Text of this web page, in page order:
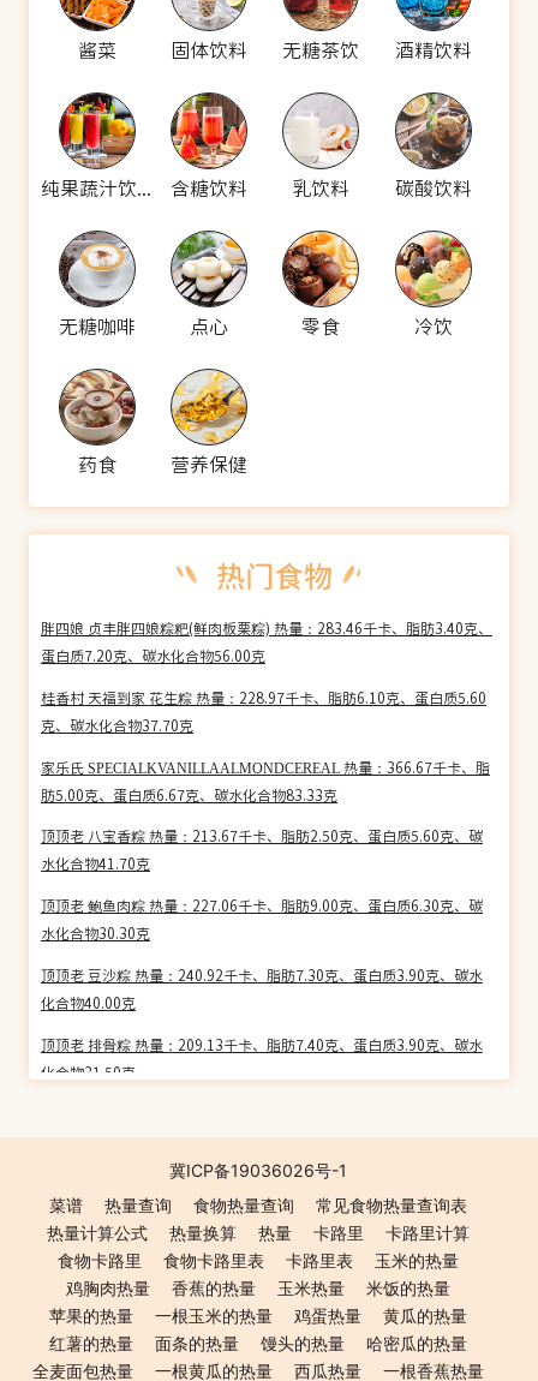
酱菜 固体饮料 无糖茶饮 酒精饮料
纯果蔬汁饮料 含糖饮料 乳饮料 碳酸饮料
无糖咖啡 点心 零食 冷饮
药食 营养保健
胖四娘 贞丰胖四娘粽粑(鲜肉板栗粽) 热量：283.46千卡、脂肪3.40克、
蛋白质7.20克、碳水化合物56.00克
桂香村 天福到家 花生粽 热量：228.97千卡、脂肪6.10克、蛋白质5.60
克、碳水化合物37.70克
家乐氏 SPECIALKVANILLAALMONDCEREAL 热量：366.67千卡、脂
肪5.00克、蛋白质6.67克、碳水化合物83.33克
顶顶老 八宝香粽 热量：213.67千卡、脂肪2.50克、蛋白质5.60克、碳
水化合物41.70克
顶顶老 鲍鱼肉粽 热量：227.06千卡、脂肪9.00克、蛋白质6.30克、碳
水化合物30.30克
顶顶老 豆沙粽 热量：240.92千卡、脂肪7.30克、蛋白质3.90克、碳水
化合物40.00克
顶顶老 排骨粽 热量：209.13千卡、脂肪7.40克、蛋白质3.90克、碳水
化合物31.50克
碳水化合物22.40克
皇中皇 五香咸肉粽 热量：174.71千卡、脂肪4.10克、蛋白质5.60克、
碳水化合物28.40克
酣畅 肉丁蛋炒饭 热量：146.70千卡、脂肪1.90克、蛋白质5.80克、碳
水化合物14.70克
酣畅 扬州炒饭 热量：167.81千卡、脂肪4.10克、蛋白质6.90克、碳水
化合物14.30克
冀ICP备19036026号-1
菜谱
热量查询 食物热量查询
常见食物热量查询表
热量计算公式
热量换算 热量 卡路里
卡路里计算
食物卡路里
食物卡路里表 卡路里表
玉米的热量
鸡胸肉热量
香蕉的热量 玉米热量
米饭的热量
苹果的热量
一根玉米的热量 鸡蛋热量
黄瓜的热量
红薯的热量
面条的热量 馒头的热量
哈密瓜的热量
全麦面包热量
一根黄瓜的热量 西瓜热量 一根香蕉热量